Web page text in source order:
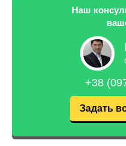
Наш
+38
Задать